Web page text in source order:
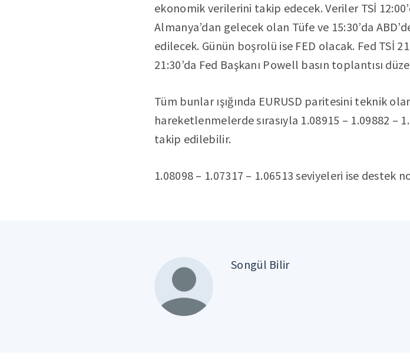
ekonomik verilerini takip edecek. Veriler TSİ
Almanya’dan gelecek olan Tüfe ve 15:30’da
edilecek. Günün boşrolü ise FED olacak. Fed TSİ
21:30’da Fed Başkanı Powell basın toplantısı
Tüm bunlar ışığında EURUSD paritesini teknik
hareketlenmelerde sırasıyla 1.08915 – 1.09882 –
takip edilebilir.
1.08098 – 1.07317 – 1.06513 seviyeleri ise destek
Songül Bilir